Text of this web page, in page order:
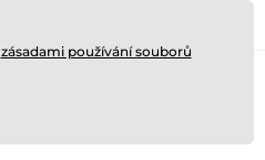
zásadami používání souborů